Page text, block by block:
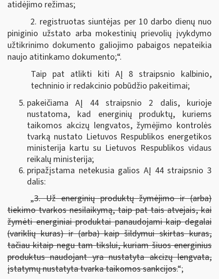
atidėjimo režimas;
2. registruotas siuntėjas per 10 darbo dienų nuo
piniginio užstato arba mokestinių prievolių įvykdymo
užtikrinimo dokumento galiojimo pabaigos nepateikia
naujo atitinkamo dokumento;“.
Taip pat atlikti kiti AĮ 8 straipsnio kalbinio,
techninio ir redakcinio pobūdžio pakeitimai;
pakeičiama AĮ 44 straipsnio 2 dalis, kurioje
nustatoma, kad energinių produktų, kuriems
taikomos akcizų lengvatos, žymėjimo kontrolės
tvarką nustato Lietuvos Respublikos energetikos
ministerija kartu su Lietuvos Respublikos vidaus
reikalų ministerija;
pripažįstama netekusia galios AĮ 44 straipsnio 3
dalis:
„3. Už energinių produktų žymėjimo ir (arba)
tiekimo tvarkos nesilaikymą, taip pat tais atvejais, kai
žymėti energiniai produktai panaudojami kaip degalai
(variklių kuras) ir (arba) kaip šildymui skirtas kuras,
tačiau kitaip negu tam tikslui, kuriam šiuos energinius
produktus naudojant yra nustatyta akcizų lengvata,
įstatymų nustatyta tvarka taikomos sankcijos.“;